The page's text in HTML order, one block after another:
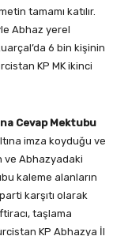
tamamı katılır.
Abhaz yerel
6 bin kişinin
KP MK ikinci
Cevap Mektubu
imza koyduğu ve
ve Abhazyadaki
kaleme alanların
karşıtı olarak
taşlama
KP Abhazya İl